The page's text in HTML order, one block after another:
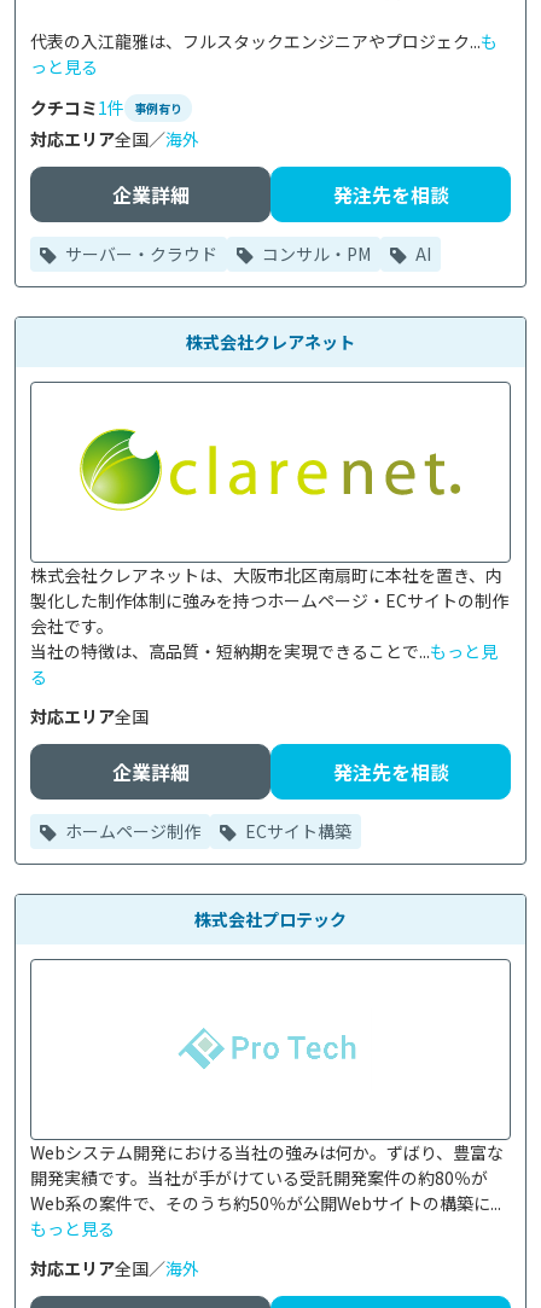
代表の入江龍雅は、フルスタックエンジニアやプロジェク...も
っと見る
クチコミ1件 事例有り
対応エリア全国／海外
企業詳細 発注先を相談
サーバー・クラウド コンサル・PM AI
株式会社クレアネット
株式会社クレアネットは、大阪市北区南扇町に本社を置き、内
製化した制作体制に強みを持つホームページ・ECサイトの制作
会社です。
当社の特徴は、高品質・短納期を実現できることで...もっと見
る
対応エリア全国
企業詳細 発注先を相談
ホームページ制作 ECサイト構築
株式会社プロテック
Webシステム開発における当社の強みは何か。ずばり、豊富な
開発実績です。当社が手がけている受託開発案件の約80％が
Web系の案件で、そのうち約50％が公開Webサイトの構築に...
もっと見る
対応エリア全国／海外